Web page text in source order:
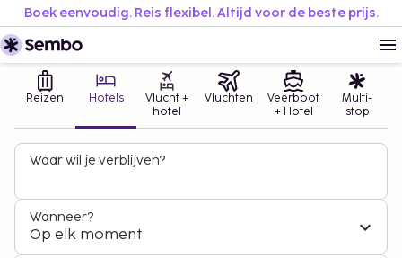
Boek eenvoudig. Reis flexibel. Altijd voor de beste prijs.
Reizen Hotels
Vlucht +
hotel
Vluchten
Veerboot
+ Hotel
Multi-
stop
Waar wil je verblijven?
Wanneer?
Op elk moment